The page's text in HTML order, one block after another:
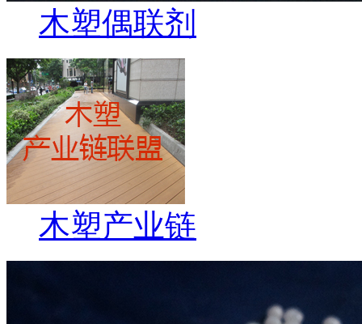
木塑偶联剂
木塑产业链